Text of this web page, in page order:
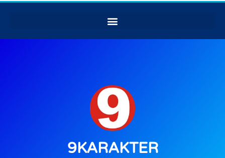
9KARAKTER